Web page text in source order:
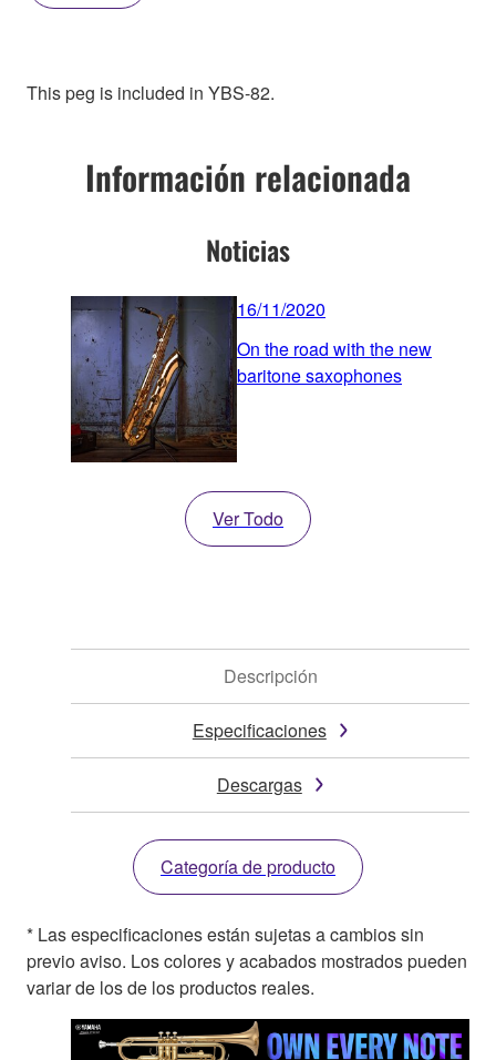
This peg is included in YBS-82.
Información relacionada
Noticias
16/11/2020
On the road with the new
baritone saxophones
Ver Todo
Descripción
Especificaciones
Descargas
Categoría de producto
* Las especificaciones están sujetas a cambios sin
previo aviso. Los colores y acabados mostrados pueden
variar de los de los productos reales.